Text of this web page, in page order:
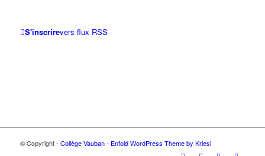
S'inscrirevers flux RSS
© Copyright - Collège Vauban- Enfold WordPress Theme by Kriesi